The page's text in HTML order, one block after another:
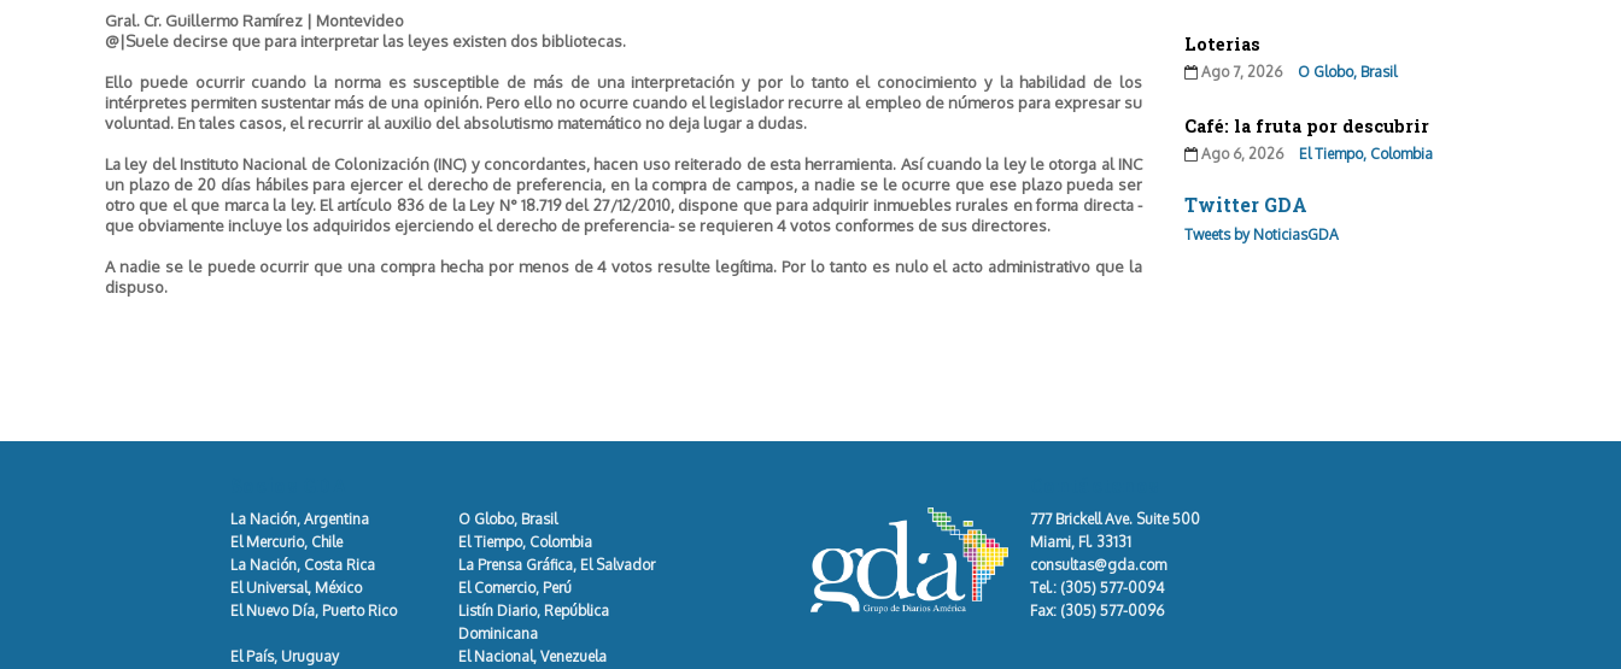
Gral. Cr. Guillermo Ramírez | Montevideo
@|Suele decirse que para interpretar las leyes existen dos bibliotecas.
Ello puede ocurrir cuando la norma es susceptible de más de una interpretación y por lo tanto el conocimiento y la habilidad de los
intérpretes permiten sustentar más de una opinión. Pero ello no ocurre cuando el legislador recurre al empleo de números para expresar su
voluntad. En tales casos, el recurrir al auxilio del absolutismo matemático no deja lugar a dudas.
La ley del Instituto Nacional de Colonización (INC) y concordantes, hacen uso reiterado de esta herramienta. Así cuando la ley le otorga al INC
un plazo de 20 días hábiles para ejercer el derecho de preferencia, en la compra de campos, a nadie se le ocurre que ese plazo pueda ser
otro que el que marca la ley. El artículo 836 de la Ley N° 18.719 del 27/12/2010, dispone que para adquirir inmuebles rurales en forma directa -
que obviamente incluye los adquiridos ejerciendo el derecho de preferencia- se requieren 4 votos conformes de sus directores.
A nadie se le puede ocurrir que una compra hecha por menos de 4 votos resulte legítima. Por lo tanto es nulo el acto administrativo que la
dispuso.
Loterias
Ago 7, 2026 O Globo, Brasil
Café: la fruta por descubrir
Ago 6, 2026 El Tiempo, Colombia
Twitter GDA
Tweets by NoticiasGDA
La Nación, Argentina
O Globo, Brasil
El Mercurio, Chile
El Tiempo, Colombia
La Nación, Costa Rica
La Prensa Gráfica, El Salvador
El Universal, México
El Comercio, Perú
El Nuevo Día, Puerto Rico
Listín Diario, República
Dominicana
El País, Uruguay
El Nacional, Venezuela
777 Brickell Ave. Suite 500
Miami, Fl. 33131
consultas@gda.com
Tel.: (305) 577-0094
Fax: (305) 577-0096